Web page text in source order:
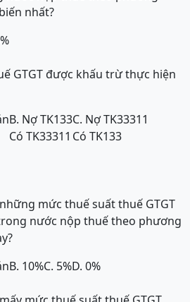
nhất?
GTGT được khấu trừ thực hiện
B. Nợ TK133
Có TK33311
C. Nợ TK33311
Có TK133
mức thuế suất thuế GTGT
nước nộp thuế theo phương
B. 10%C. 5%D. 0%